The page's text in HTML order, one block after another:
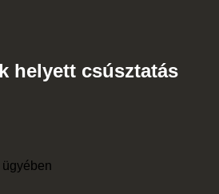
helyett csúsztatás